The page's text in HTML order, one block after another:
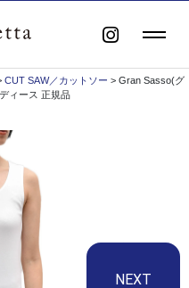
CUT SAW／カットソー > Gran Sasso(グ
ィース 正規品